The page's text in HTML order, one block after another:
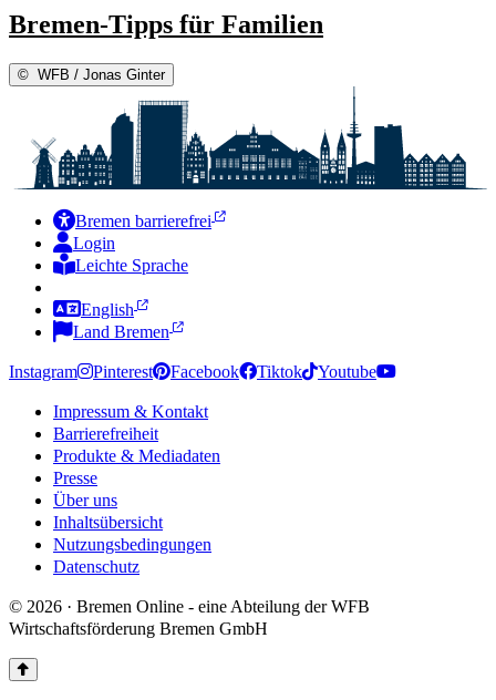
Bremen-Tipps für Familien
© WFB / Jonas Ginter
Bremen barrierefrei
Login
Leichte Sprache
English
Land Bremen
Instagram Pinterest Facebook Tiktok Youtube
Impressum & Kontakt
Barrierefreiheit
Produkte & Mediadaten
Presse
Über uns
Inhaltsübersicht
Nutzungsbedingungen
Datenschutz
© 2026 · Bremen Online - eine Abteilung der WFB
Wirtschaftsförderung Bremen GmbH